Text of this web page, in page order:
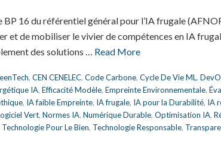
16 du référentiel général pour l’IA frugale
et de mobiliser le vivier de compétences en IA
des solutions … Read More
, CEN CENELEC, Code Carbone, Cycle De Vie ML,
IA, Efficacité Modèle, Empreinte Environnementale,
, IA faible Empreinte, IA frugale, IA pour la Durabilité, IA
Vert, Normes IA, Numérique Durable, Optimisation IA,
Technologie Pour Le Bien, Technologie Responsable,